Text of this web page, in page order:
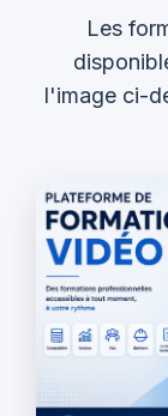
Les
l'image ci-